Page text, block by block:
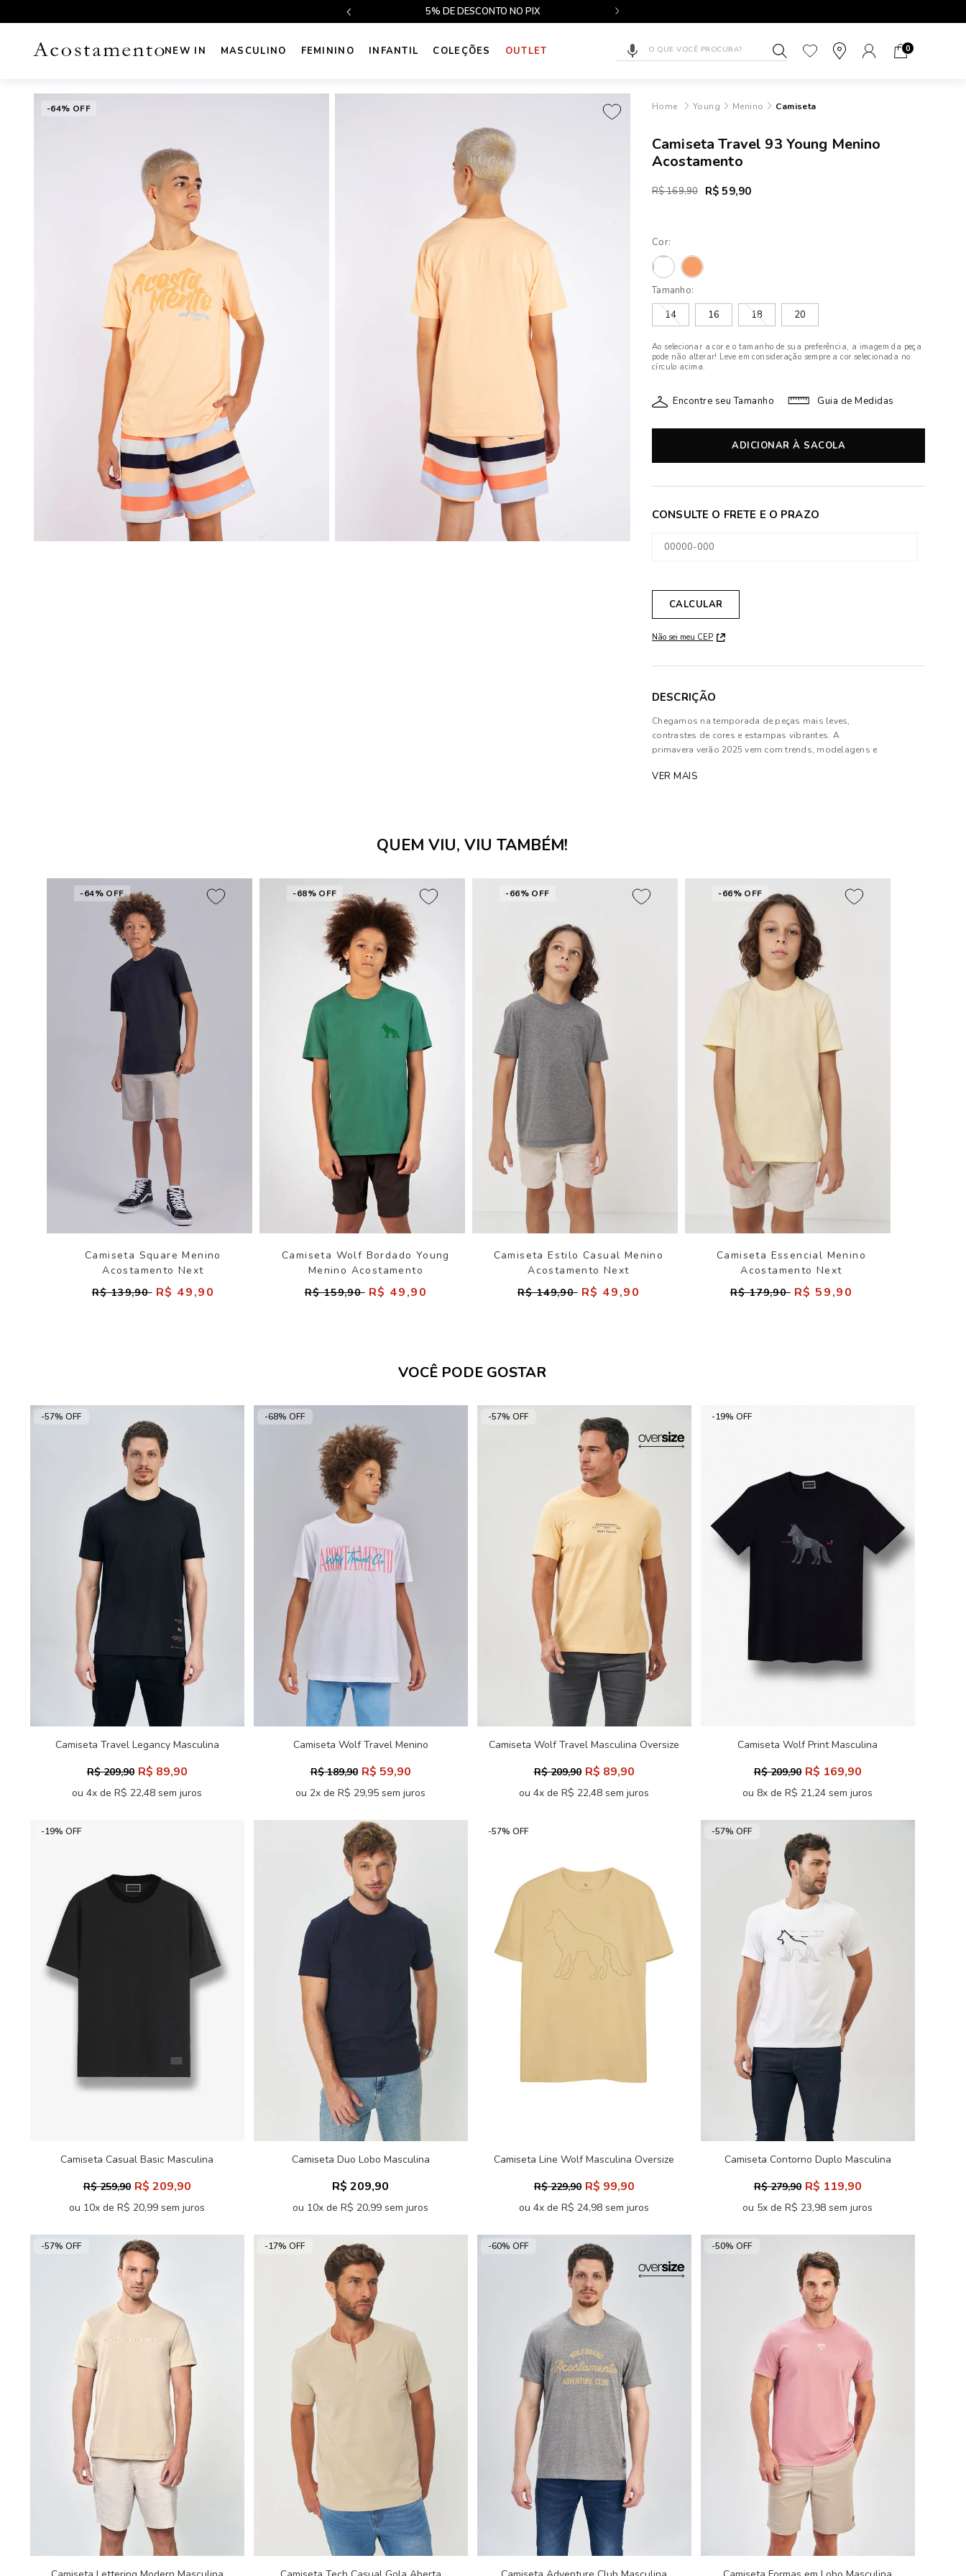
5% DE DESCONTO NO PIX
NEW IN MASCULINO FEMININO INFANTIL COLEÇÕES OUTLET 0
-64% OFF Young Menino Camiseta
Camiseta Travel 93 Young Menino
Acostamento
R$ 169,90 R$ 59,90
Cor:
Tamanho:
14
16 18 20
Ao selecionar a cor e o tamanho de sua preferência, a imagem da peça
pode não alterar! Leve em consideração sempre a cor selecionada no
círculo acima.
Encontre seu Tamanho Guia de Medidas
ADICIONAR À SACOLA
Não sei meu CEP
DESCRIÇÃO
Chegamos na temporada de peças mais leves,
contrastes de cores e estampas vibrantes. A
primavera verão 2025 vem com trends, modelagens e
VER MAIS
QUEM VIU, VIU TAMBÉM!
-64% OFF
Camiseta Square Menino
Acostamento Next
R$ 139,90 R$ 49,90
-68% OFF
Camiseta Wolf Bordado Young
Menino Acostamento
R$ 159,90 R$ 49,90
-66% OFF
Camiseta Estilo Casual Menino
Acostamento Next
R$ 149,90 R$ 49,90
-66% OFF
Camiseta Essencial Menino
Acostamento Next
R$ 179,90 R$ 59,90
VOCÊ PODE GOSTAR
-57% OFF
Camiseta Travel Legancy Masculina
R$ 209,90 R$ 89,90
ou 4x de R$ 22,48 sem juros
-68% OFF
Camiseta Wolf Travel Menino
R$ 189,90 R$ 59,90
ou 2x de R$ 29,95 sem juros
-57% OFF
Camiseta Wolf Travel Masculina Oversize
R$ 209,90 R$ 89,90
ou 4x de R$ 22,48 sem juros
-19% OFF
Camiseta Wolf Print Masculina
R$ 209,90 R$ 169,90
ou 8x de R$ 21,24 sem juros
-19% OFF
Camiseta Casual Basic Masculina
R$ 259,90 R$ 209,90
ou 10x de R$ 20,99 sem juros
Camiseta Duo Lobo Masculina
R$ 209,90
ou 10x de R$ 20,99 sem juros
-57% OFF
Camiseta Line Wolf Masculina Oversize
R$ 229,90 R$ 99,90
ou 4x de R$ 24,98 sem juros
-57% OFF
Camiseta Contorno Duplo Masculina
R$ 279,90 R$ 119,90
ou 5x de R$ 23,98 sem juros
-57% OFF -17% OFF -60% OFF -50% OFF